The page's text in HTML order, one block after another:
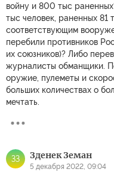
войну и 800 тыс
тыс человек, раненных 81
соответствующим
перебили противников
их союзников)? Либо
журналисты обманщики.
оружие, пулеметы и
больших количествах о
мечтать.
ЗЗ Зденек Земан
5 декабря 2022, 09:04